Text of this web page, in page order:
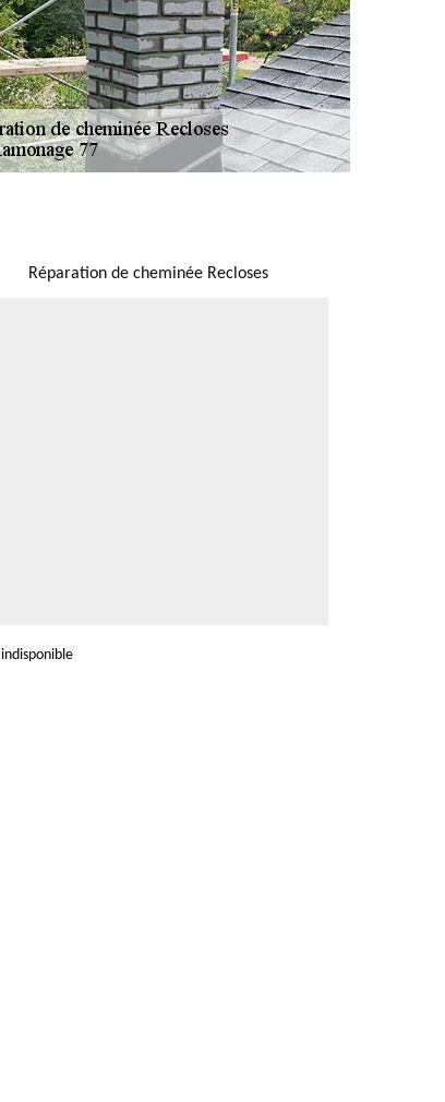
Réparation de cheminée Recloses
indisponible